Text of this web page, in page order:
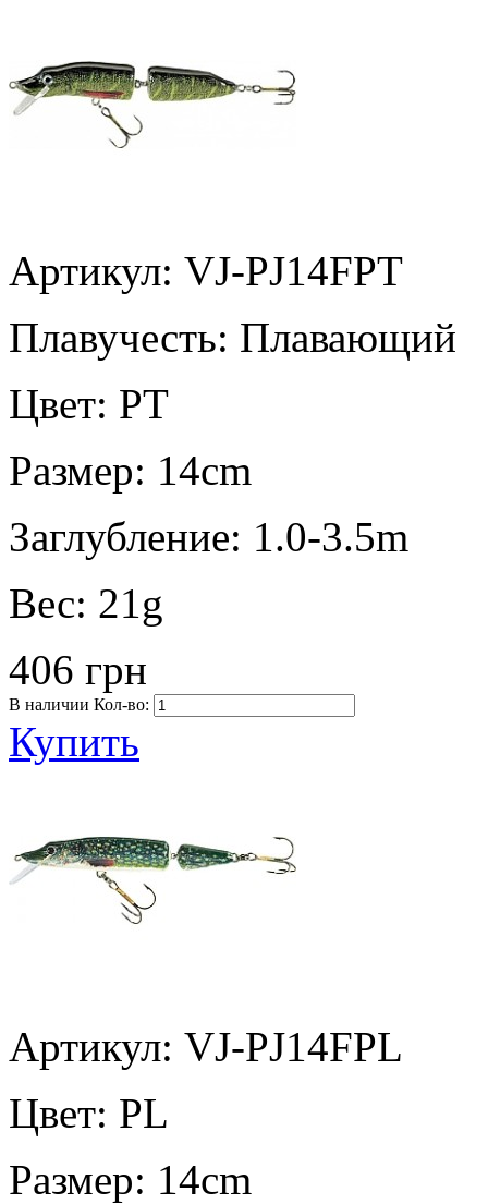
Артикул: VJ-PJ14FPT
Плавучесть: Плавающий
Цвет: PT
Размер: 14cm
Заглубление: 1.0-3.5m
Вес: 21g
406 грн
В наличии Кол-во:
Купить
Артикул: VJ-PJ14FPL
Цвет: PL
Размер: 14cm